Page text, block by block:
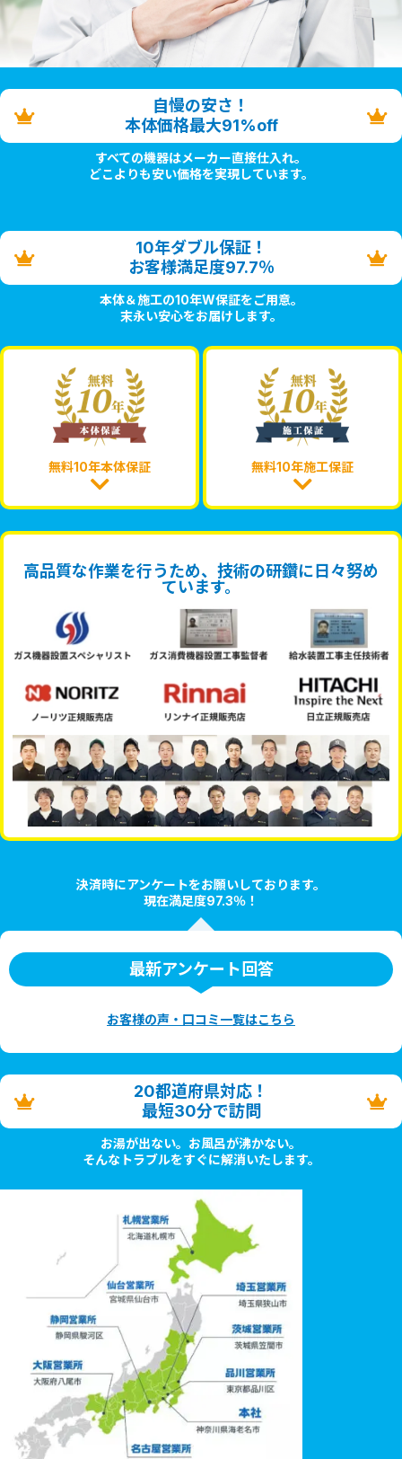
自慢の安さ！
本体価格最大91%off
すべての機器はメーカー直接仕入れ。
どこよりも安い価格を実現しています。
10年ダブル保証！
お客様満足度97.7％
本体＆施工の10年W保証をご用意。
末永い安心をお届けします。
無料10年本体保証 無料10年施工保証
高品質な作業を行うため、技術の研鑽に日々努め
ています。
決済時にアンケートをお願いしております。
現在満足度97.3％！
最新アンケート回答
お客様の声・口コミ一覧はこちら
20都道府県対応！
最短30分で訪問
お湯が出ない。お風呂が沸かない。
そんなトラブルをすぐに解消いたします。